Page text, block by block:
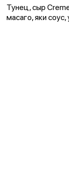
Тунец, сыр
масаго, яки соус,